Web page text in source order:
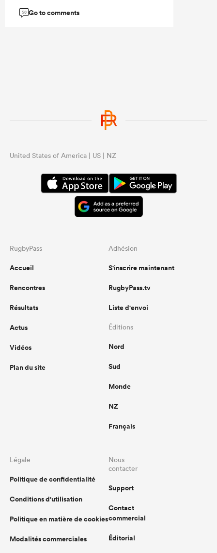
58 Go to comments
United States of America | US | NZ
RugbyPass
Accueil
Rencontres
Résultats
Actus
Vidéos
Plan du site
Adhésion
S'inscrire maintenant
RugbyPass.tv
Liste d'envoi
Éditions
Nord
Sud
Monde
NZ
Français
Légale
Politique de confidentialité
Conditions d'utilisation
Politique en matière de cookies
Modalités commerciales
Nous
contacter
Support
Contact
commercial
Éditorial